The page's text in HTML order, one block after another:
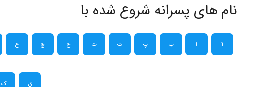
نام های پسرانه شروع شده با
آ ا ب پ ت ث ج چ ح
ق ک